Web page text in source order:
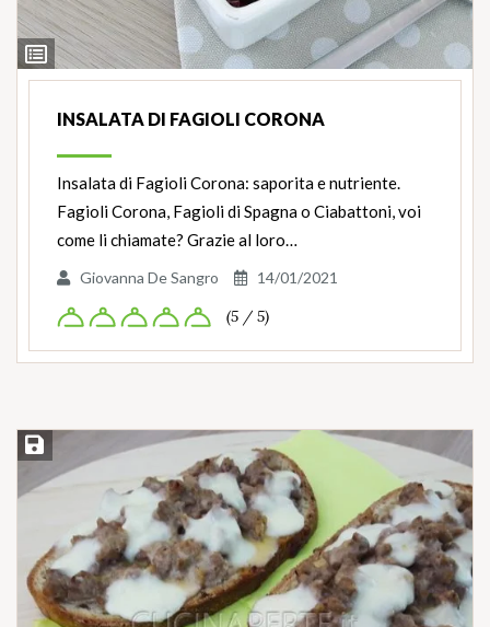
Ingredienti
INSALATA DI FAGIOLI CORONA
Insalata di Fagioli Corona: saporita e nutriente.
Fagioli Corona, Fagioli di Spagna o Ciabattoni, voi
come li chiamate? Grazie al loro…
Giovanna De Sangro 14/01/2021
(5 / 5)
Salva ricetta